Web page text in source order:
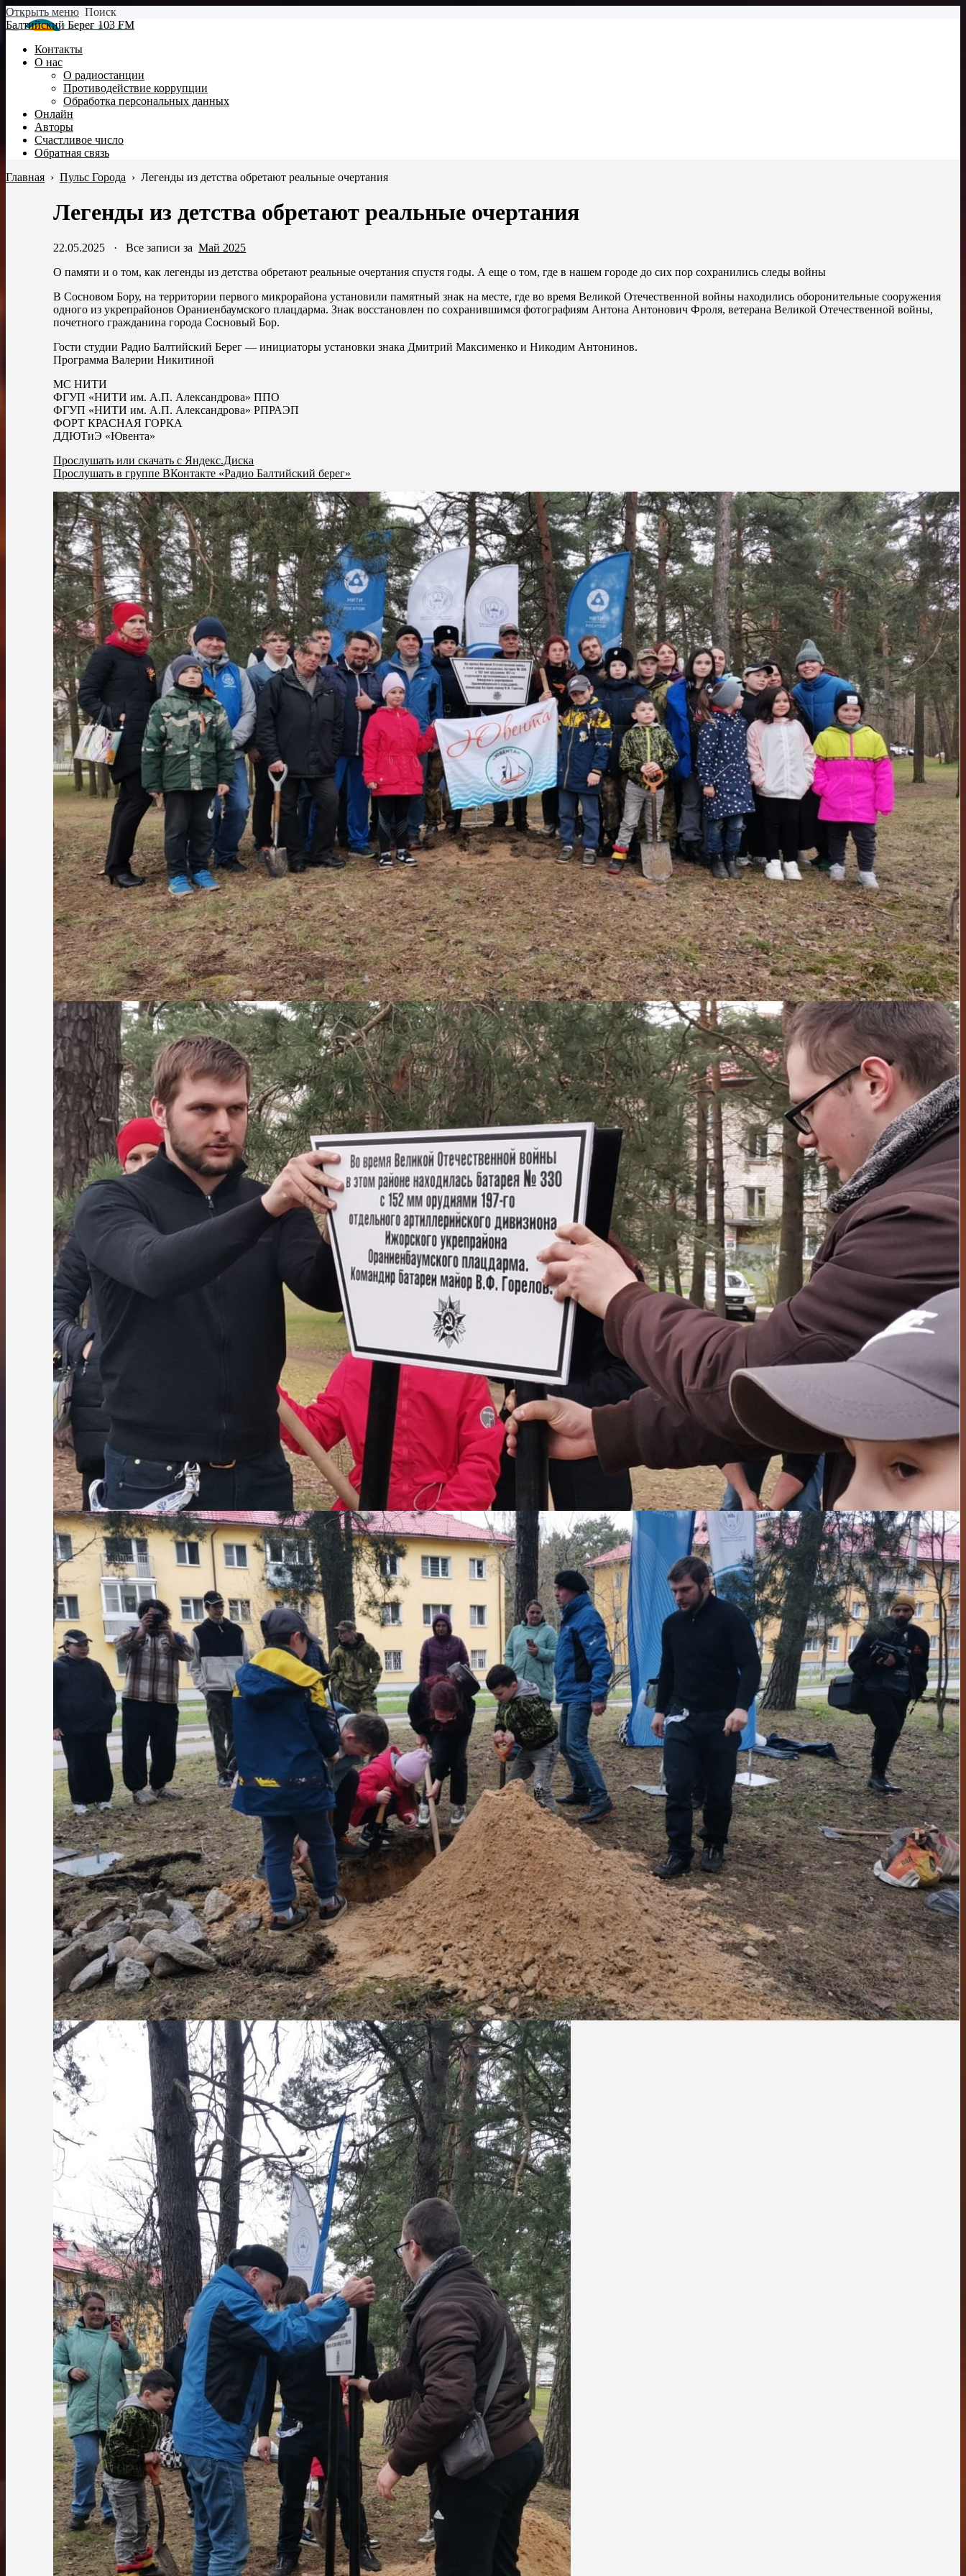
Открыть меню Поиск
Балтийский Берег 103 FM
Контакты
О нас
О радиостанции
Противодействие коррупции
Обработка персональных данных
Онлайн
Авторы
Счастливое число
Обратная связь
Главная › Пульс Города › Легенды из детства обретают реальные очертания
Легенды из детства обретают реальные очертания
22.05.2025 ·Все записи заМай 2025
О памяти и о том, как легенды из детства обретают реальные очертания спустя годы. А еще о том, где в нашем городе до сих пор сохранились следы войны
В Сосновом Бору, на территории первого микрорайона установили памятный знак на месте, где во время Великой Отечественной войны находились оборонительные сооружения
одного из укрепрайонов Ораниенбаумского плацдарма. Знак восстановлен по сохранившимся фотографиям Антона Антонович Фроля, ветерана Великой Отечественной войны,
почетного гражданина города Сосновый Бор.
Гости студии Радио Балтийский Берег — инициаторы установки знака Дмитрий Максименко и Никодим Антонинов.
Программа Валерии Никитиной
МС НИТИ
ФГУП «НИТИ им. А.П. Александрова» ППО
ФГУП «НИТИ им. А.П. Александрова» РПРАЭП
ФОРТ КРАСНАЯ ГОРКА
ДДЮТиЭ «Ювента»
Прослушать или скачать с Яндекс.Диска
Прослушать в группе ВКонтакте «Радио Балтийский берег»